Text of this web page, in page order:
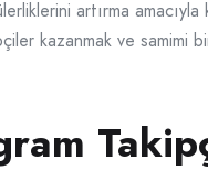
artırma
kazanmak ve samimi